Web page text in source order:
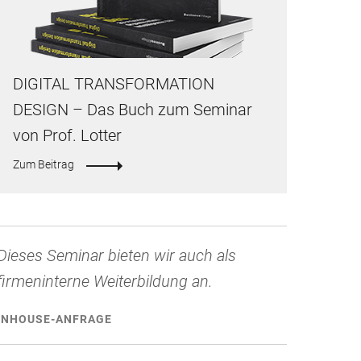
Ute Blechschmidt-Lees
Aktionsfelder für den digitalen Wandel sind, sondern auch wo
DIGITAL TRANSFORMATION
DESIGN – Das Buch zum Seminar
von Prof. Lotter
Zum Beitrag
Seminar bieten wir auch als
Weiterbildung an.
ANFRAGE